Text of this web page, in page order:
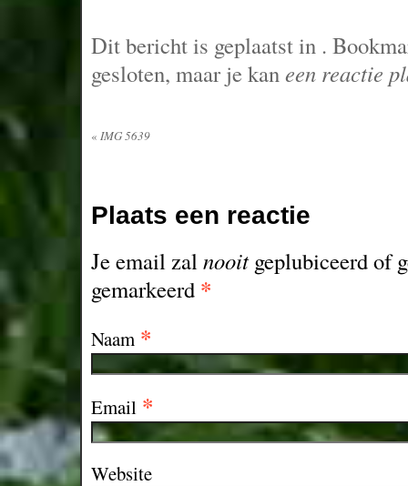
Dit bericht is geplaatst in .
gesloten, maar je kaneen reactie
« IMG 5639
Plaats een reactie
Je email zalnooitgeplubiceerd of
gemarkeerd *
Naam *
Email *
Website